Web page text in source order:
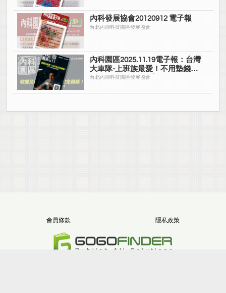
內科發展協會20120912 電子報
台北內湖科技園區發展協會
內科園區2025.11.19電子報：台灣
大車隊-上班族最愛！不用墊錢拿
收據的企業用車方案
台北內湖科技園區發展協會
會員條款 隱私政策